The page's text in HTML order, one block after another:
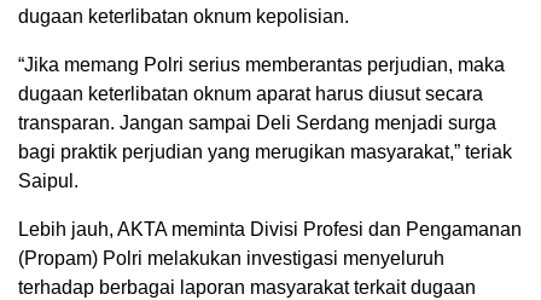
dugaan keterlibatan oknum kepolisian.
“Jika memang Polri serius memberantas perjudian, maka
dugaan keterlibatan oknum aparat harus diusut secara
transparan. Jangan sampai Deli Serdang menjadi surga
bagi praktik perjudian yang merugikan masyarakat,” teriak
Saipul.
Lebih jauh, AKTA meminta Divisi Profesi dan Pengamanan
(Propam) Polri melakukan investigasi menyeluruh
terhadap berbagai laporan masyarakat terkait dugaan